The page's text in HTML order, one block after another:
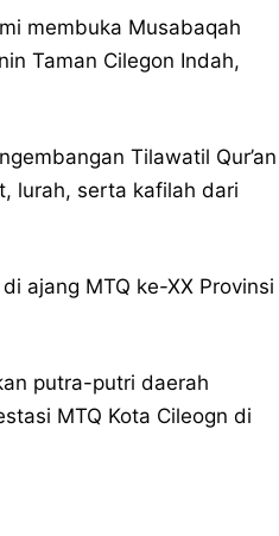
membuka Musabaqah
Taman Cilegon Indah,
Tilawatil Qur’an
lurah, serta kafilah dari
ajang MTQ ke-XX Provinsi
putra-putri daerah
MTQ Kota Cileogn di